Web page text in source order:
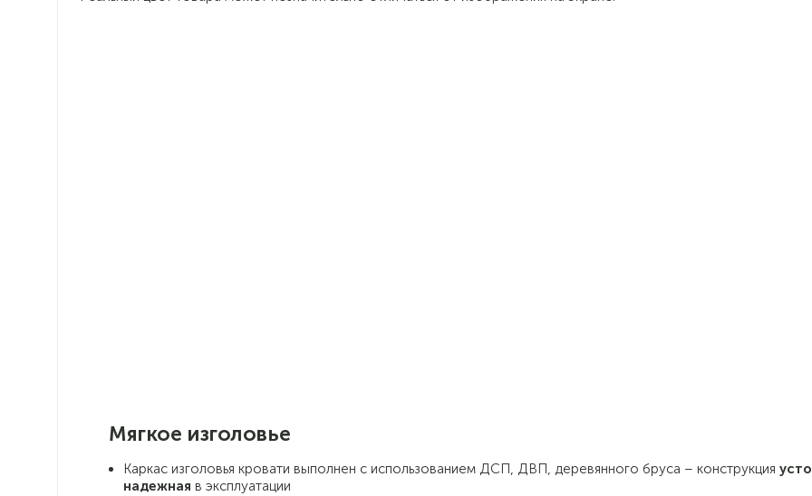
Мягкое изголовье
Каркас изголовья кровати выполнен с использованием ДСП, ДВП, деревянного бруса – конструкция
надежная в эксплуатации